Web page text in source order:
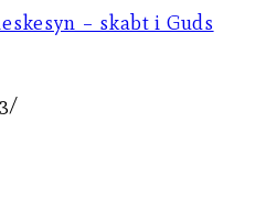
– skabt i Guds
/